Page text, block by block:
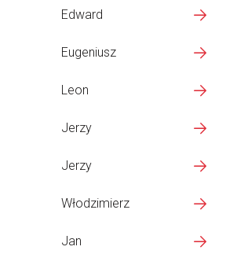
Edward
Eugeniusz
Leon
Jerzy
Jerzy
Włodzimierz
Jan